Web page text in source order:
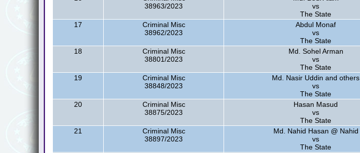
38963/2023
vs
The State
17
Criminal Misc
38962/2023
Abdul Monaf
vs
The State
18
Criminal Misc
38801/2023
Md. Sohel Arman
vs
The State
19
Criminal Misc
38848/2023
Md. Nasir Uddin and others
vs
The State
20
Criminal Misc
38875/2023
Hasan Masud
vs
The State
21
Criminal Misc
38897/2023
Md. Nahid Hasan @ Nahid
vs
The State